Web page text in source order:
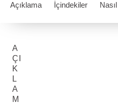
Açıklama İçindekiler
A
ÇI
K
L
A
M